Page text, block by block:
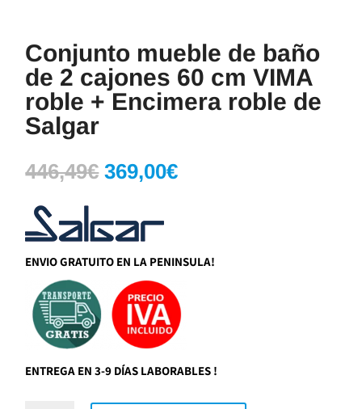
Conjunto mueble de baño
de 2 cajones 60 cm VIMA
roble + Encimera roble de
Salgar
446,49€ El
precio
era:
446,49€.
369,00€El
ENVIO GRATUITO EN LA PENINSULA!
ENTREGA EN 3-9 DÍAS LABORABLES !